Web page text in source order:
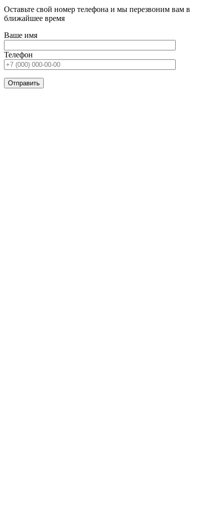
Оставьте свой номер телефона и мы перезвоним вам в
ближайшее время
Ваше имя
Телефон